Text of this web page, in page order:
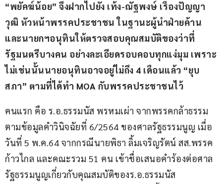
“พยัคฆ์น้อย” จึงฝากไปยัง เท้ง-ณัฐพงษ์ เรืองปัญญา
วุฒิ หัวหน้าพรรคประชาชน ในฐานะผู้นำฝ่ายค้าน
และนายกฯอนุทินให้ตรวจสอบคุณสมบัติของว่าที่
รัฐมนตรีบางคน อย่างละเอียดรอบคอบทุกแง่มุม เพราะ
ไม่เช่นนั้นนายอนุทินอาจอยู่ไม่ถึง 4 เดือนแล้ว “ยุบ
สภา” ตามที่ได้ทำ MOA กับพรรคประชาชนไว้
คนแรก คือ ร.อ.ธรรมนัส พรหมเผ่า จากพรรคกล้าธรรม
ตามข้อมูลคำวินิจฉัยที่ 6/2564 ของศาลรัฐธรรมนูญ เมื่อ
วันที่ 5 พ.ค.64 จากกรณีนายพิธา ลิ้มเจริญรัตน์ สส.พรรค
ก้าวไกล และคณะรวม 51 คน เข้าชื่อเสนอคำร้องต่อศาล
รัฐธรรมนูญเกี่ยวกับคุณสมบัติของร.อ.ธรรมนัส